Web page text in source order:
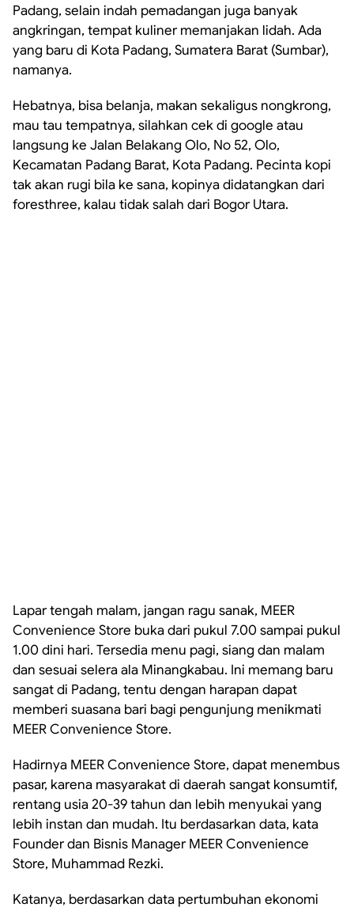
Padang, selain indah pemadangan juga banyak
angkringan, tempat kuliner memanjakan lidah. Ada
yang baru di Kota Padang, Sumatera Barat (Sumbar),
namanya.
Hebatnya, bisa belanja, makan sekaligus nongkrong,
mau tau tempatnya, silahkan cek di google atau
langsung ke Jalan Belakang Olo, No 52, Olo,
Kecamatan Padang Barat, Kota Padang. Pecinta kopi
tak akan rugi bila ke sana, kopinya didatangkan dari
foresthree, kalau tidak salah dari Bogor Utara.
Lapar tengah malam, jangan ragu sanak, MEER
Convenience Store buka dari pukul 7.00 sampai pukul
1.00 dini hari. Tersedia menu pagi, siang dan malam
dan sesuai selera ala Minangkabau. Ini memang baru
sangat di Padang, tentu dengan harapan dapat
memberi suasana bari bagi pengunjung menikmati
MEER Convenience Store.
Hadirnya MEER Convenience Store, dapat menembus
pasar, karena masyarakat di daerah sangat konsumtif,
rentang usia 20-39 tahun dan lebih menyukai yang
lebih instan dan mudah. Itu berdasarkan data, kata
Founder dan Bisnis Manager MEER Convenience
Store, Muhammad Rezki.
Katanya, berdasarkan data pertumbuhan ekonomi